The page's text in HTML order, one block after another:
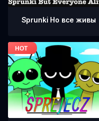
Sprunki Но все живы